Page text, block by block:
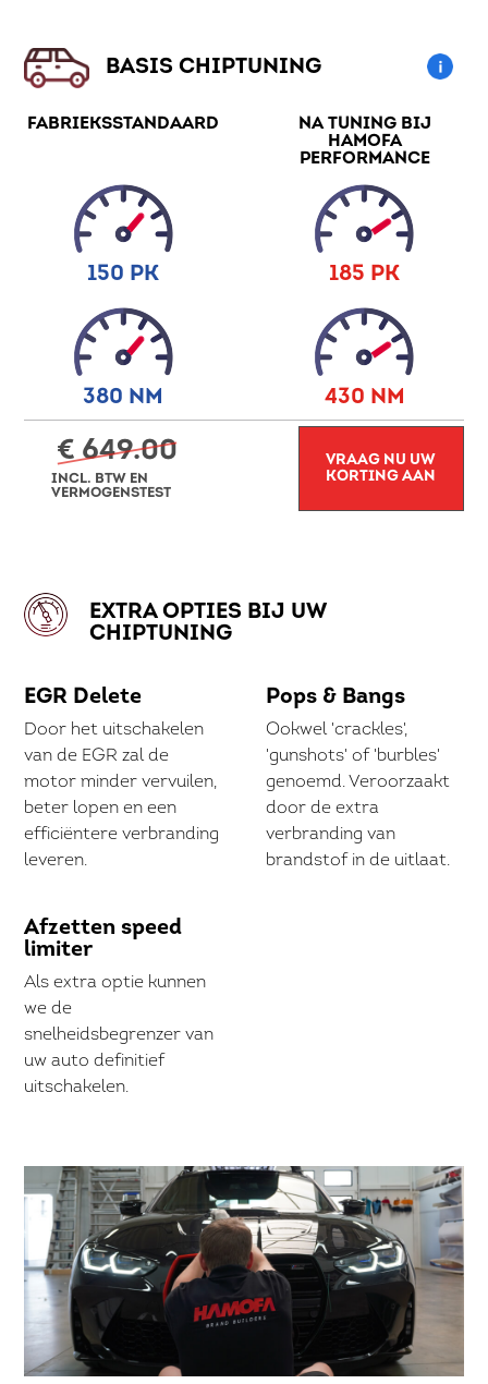
BASIS CHIPTUNING
FABRIEKSSTANDAARD
NA TUNING BIJ
HAMOFA
PERFORMANCE
150 PK
380 NM
185 PK
430 NM
€ 649.00
INCL. BTW EN
VERMOGENSTEST
VRAAG NU UW
KORTING AAN
EXTRA OPTIES BIJ UW
CHIPTUNING
EGR Delete
Door het uitschakelen
van de EGR zal de
motor minder vervuilen,
beter lopen en een
efficiëntere verbranding
leveren.
Pops & Bangs
Ookwel 'crackles',
'gunshots' of 'burbles'
genoemd. Veroorzaakt
door de extra
verbranding van
brandstof in de uitlaat.
Afzetten speed
limiter
Als extra optie kunnen
we de
snelheidsbegrenzer van
uw auto definitief
uitschakelen.